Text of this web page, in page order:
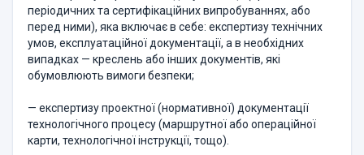
періодичних та сертифікаційних випробуваннях, або
перед ними), яка включає в себе: експертизу технічних
умов, експлуатаційної документації, а в необхідних
випадках — креслень або інших документів, які
обумовлюють вимоги безпеки;
— експертизу проектної (нормативної) документації
технологічного процесу (маршрутної або операційної
карти, технологічної інструкції, тощо).